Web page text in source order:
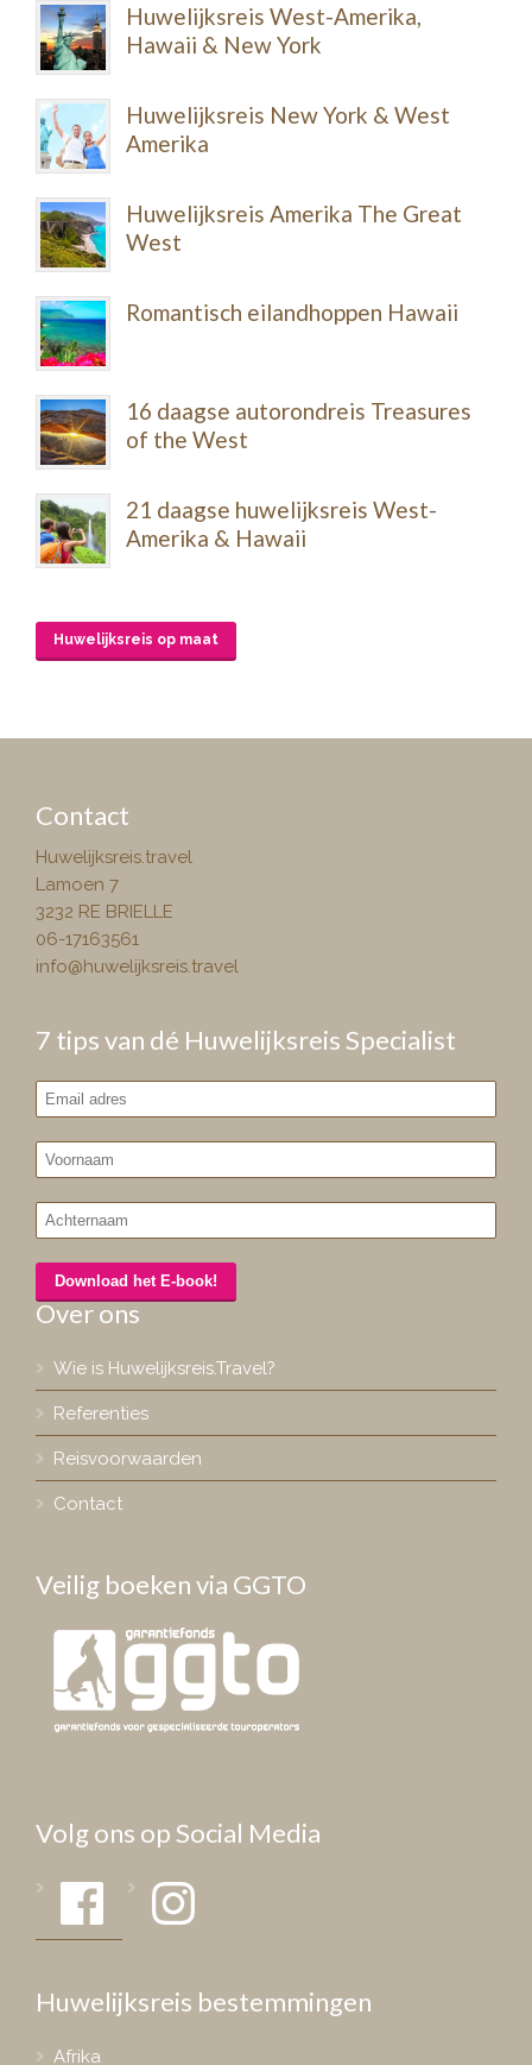
Huwelijksreis West-Amerika,
Hawaii & New York
Huwelijksreis New York & West
Amerika
Huwelijksreis Amerika The Great
West
Romantisch eilandhoppen Hawaii
16 daagse autorondreis Treasures
of the West
21 daagse huwelijksreis West-
Amerika & Hawaii
Huwelijksreis op maat
Contact
Huwelijksreis.travel
Lamoen 7
3232 RE BRIELLE
06-17163561
info@huwelijksreis.travel
7 tips van dé Huwelijksreis Specialist
Over ons
Wie is Huwelijksreis.Travel?
Referenties
Reisvoorwaarden
Contact
Veilig boeken via GGTO
Volg ons op Social Media
Facebook Instagram
Huwelijksreis bestemmingen
Afrika